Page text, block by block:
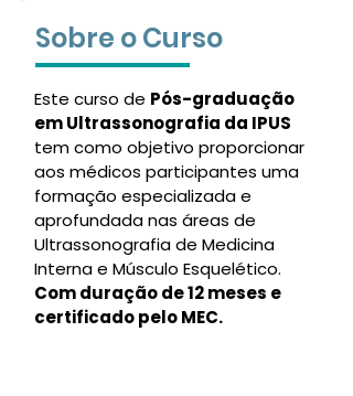
Sobre o Curso
Este curso de Pós-graduação
em Ultrassonografia da IPUS
tem como objetivo proporcionar
aos médicos participantes uma
formação especializada e
aprofundada nas áreas de
Ultrassonografia de Medicina
Interna e Músculo Esquelético.
Com duração de 12 meses e
certificado pelo MEC.